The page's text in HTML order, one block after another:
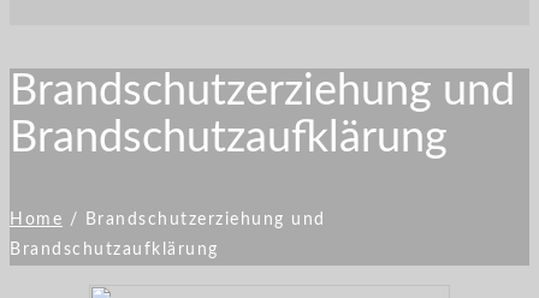
Brandschutzerziehung und
Brandschutzaufklärung
Home /
Brandschutzerziehung und
Brandschutzaufklärung